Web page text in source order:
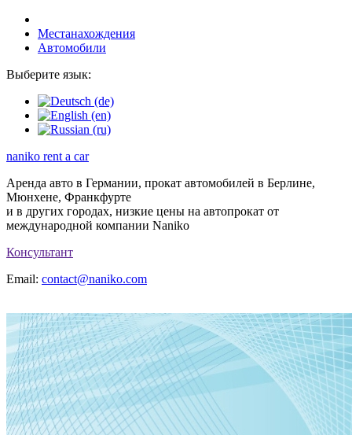
Местанахождения
Автомобили
Выберите язык:
naniko rent a car
Аренда авто в Германии, прокат автомобилей в Берлине,
Мюнхене, Франкфурте
и в других городах, низкие цены на автопрокат от
международной компании Naniko
Консультант
Email: contact@naniko.com